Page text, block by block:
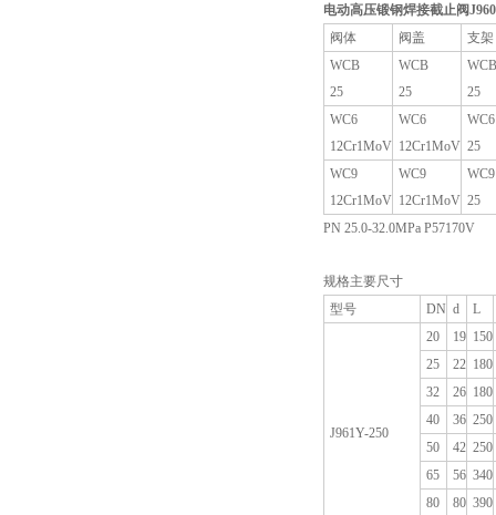
电动高压锻钢焊接截止阀
阀体
阀盖
支架
WCB
25
WCB
25
WCB
25
WC6
12Cr1MoV
WC6
12Cr1MoV
WC6
25
WC9
12Cr1MoV
WC9
12Cr1MoV
WC9
25
PN 25.0-32.0MPa P57170V
规格主要尺寸
型号
DN d L
J961Y-250
20 19 150
25
22 180
32
26 180
40
36 250
50
42 250
65
56 340
80
80 390